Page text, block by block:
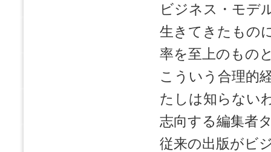
ビジネス・モデ
生きてきたもの
率を至上のもの
こういう合理的
たしは知らない
志向する編集者
従来の出版がビ